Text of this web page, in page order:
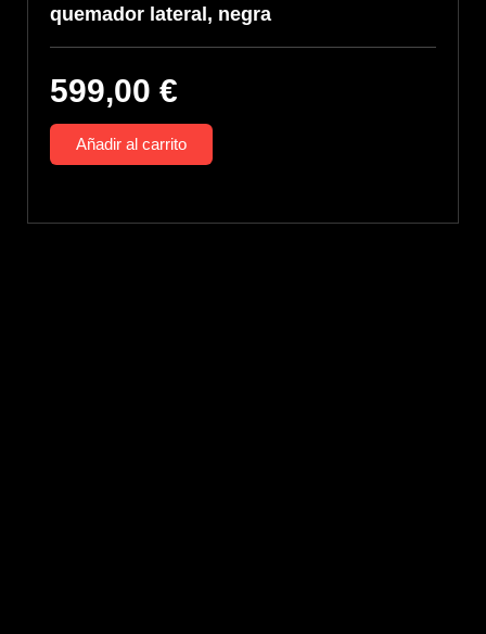
quemador lateral, negra
599,00 €
Añadir al carrito